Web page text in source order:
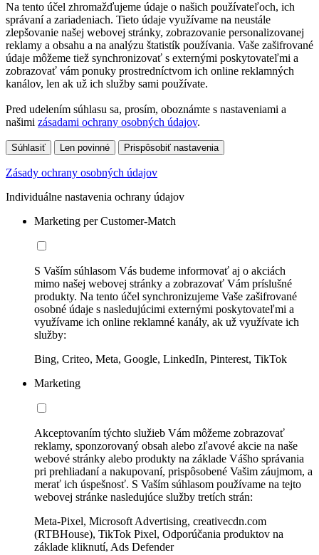
Na tento účel zhromažďujeme údaje o našich používateľoch, ich
správaní a zariadeniach. Tieto údaje využívame na neustále
zlepšovanie našej webovej stránky, zobrazovanie personalizovanej
reklamy a obsahu a na analýzu štatistík používania. Vaše zašifrované
údaje môžeme tiež synchronizovať s externými poskytovateľmi a
zobrazovať vám ponuky prostredníctvom ich online reklamných
kanálov, len ak už ich služby sami používate.
Pred udelením súhlasu sa, prosím, oboznámte s nastaveniami a
našimi zásadami ochrany osobných údajov.
Súhlasiť Len povinné Prispôsobiť nastavenia
Zásady ochrany osobných údajov
Individuálne nastavenia ochrany údajov
Marketing per Customer-Match
S Vaším súhlasom Vás budeme informovať aj o akciách
mimo našej webovej stránky a zobrazovať Vám príslušné
produkty. Na tento účel synchronizujeme Vaše zašifrované
osobné údaje s nasledujúcimi externými poskytovateľmi a
využívame ich online reklamné kanály, ak už využívate ich
služby:
Bing, Criteo, Meta, Google, LinkedIn, Pinterest, TikTok
Marketing
Akceptovaním týchto služieb Vám môžeme zobrazovať
reklamy, sponzorovaný obsah alebo zľavové akcie na naše
webové stránky alebo produkty na základe Vášho správania
pri prehliadaní a nakupovaní, prispôsobené Vašim záujmom, a
merať ich úspešnosť. S Vaším súhlasom používame na tejto
webovej stránke nasledujúce služby tretích strán:
Meta-Pixel, Microsoft Advertising, creativecdn.com
(RTBHouse), TikTok Pixel, Odporúčania produktov na
základe kliknutí, Ads Defender